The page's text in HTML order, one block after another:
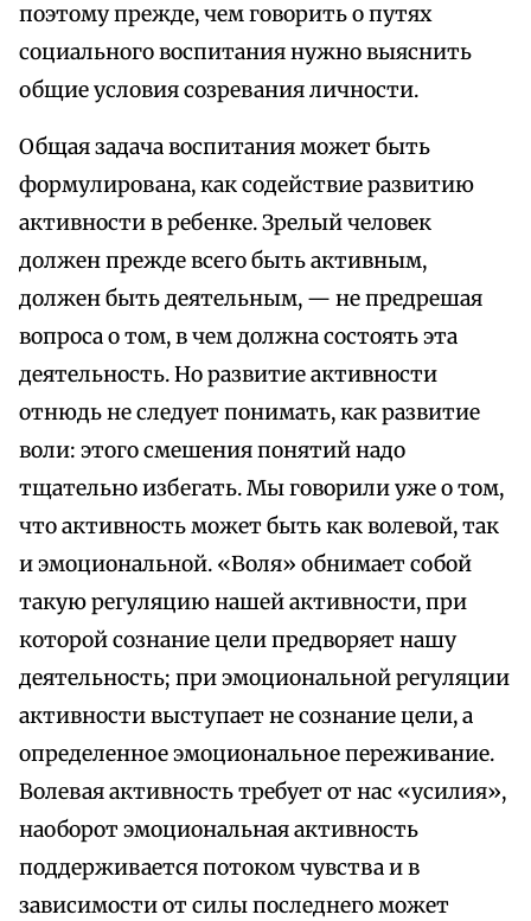
поэтому прежде, чем говорить о путях
социального воспитания нужно выяснить
общие условия созревания личности.
Общая задача воспитания может быть
формулирована, как содействие развитию
активности в ребенке. Зрелый человек
должен прежде всего быть активным,
должен быть деятельным, — не предрешая
вопроса о том, в чем должна состоять эта
деятельность. Но развитие активности
отнюдь не следует понимать, как развитие
воли: этого смешения понятий надо
тщательно избегать. Мы говорили уже о том,
что активность может быть как волевой, так
и эмоциональной. «Воля» обнимает собой
такую регуляцию нашей активности, при
которой сознание цели предворяет нашу
деятельность; при эмоциональной регуляции
активности выступает не сознание цели, а
определенное эмоциональное переживание.
Волевая активность требует от нас «усилия»,
наоборот эмоциональная активность
поддерживается потоком чувства и в
зависимости от силы последнего может